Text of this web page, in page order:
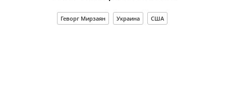
Геворг Мирзаян Украина США